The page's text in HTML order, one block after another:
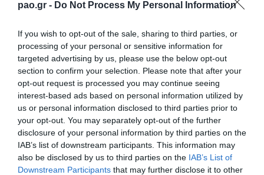
pao.gr - Do Not Process My Personal Information
If you wish to opt-out of the sale, sharing to third parties, or
processing of your personal or sensitive information for
targeted advertising by us, please use the below opt-out
section to confirm your selection. Please note that after your
opt-out request is processed you may continue seeing
interest-based ads based on personal information utilized by
us or personal information disclosed to third parties prior to
your opt-out. You may separately opt-out of the further
disclosure of your personal information by third parties on the
IAB’s list of downstream participants. This information may
also be disclosed by us to third parties on the IAB’s List of
Downstream Participants that may further disclose it to other
παρευρισκόμενους τις μεγάλες στιγμές της
«Περιβόλας» από το 1922 έως σήμερα. Μίλησαν για
την ιστορία της ομάδας, καθώς και για το
«Απόστολος Νικολαΐδης», το οποίο είναι άρρηκτα
συνδεδεμένο με την ιστορία της Αθήνας από γενιά
σε γενιά.
Παράλληλα, οι «Atenistas» ενημερώθηκαν από τη
Διευθύντρια Marketing κα. Σελήνη Ευθυμίου για τα